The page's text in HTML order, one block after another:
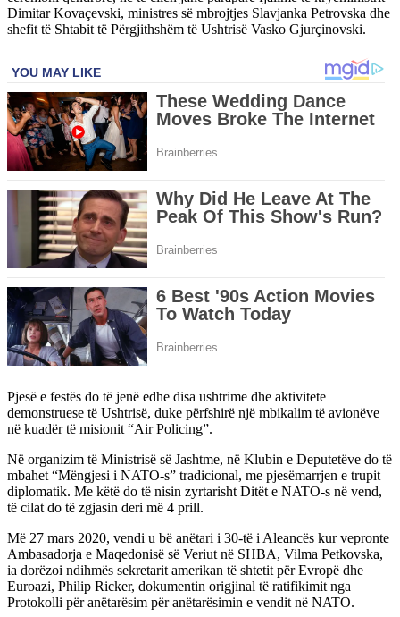
Dimitar Kovaçevski, ministres së mbrojtjes Slavjanka Petrovska dhe
shefit të Shtabit të Përgjithshëm të Ushtrisë Vasko Gjurçinovski.
Pjesë e festës do të jenë edhe disa ushtrime dhe aktivitete
demonstruese të Ushtrisë, duke përfshirë një mbikalim të avionëve
në kuadër të misionit “Air Policing”.
Në organizim të Ministrisë së Jashtme, në Klubin e Deputetëve do të
mbahet “Mëngjesi i NATO-s” tradicional, me pjesëmarrjen e trupit
diplomatik. Me këtë do të nisin zyrtarisht Ditët e NATO-s në vend,
të cilat do të zgjasin deri më 4 prill.
Më 27 mars 2020, vendi u bë anëtari i 30-të i Aleancës kur vepronte
Ambasadorja e Maqedonisë së Veriut në SHBA, Vilma Petkovska,
ia dorëzoi ndihmës sekretarit amerikan të shtetit për Evropë dhe
Euroazi, Philip Ricker, dokumentin origjinal të ratifikimit nga
Protokolli për anëtarësim për anëtarësimin e vendit në NATO.